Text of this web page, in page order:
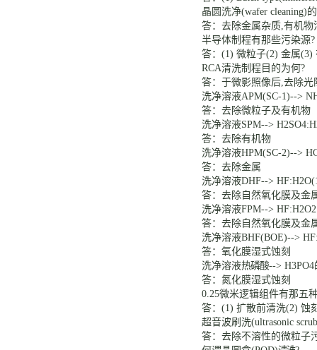
晶圆洗净(wafer cleaning)
答：去除金属杂质,有机物
半导体制程有那些污染源
答： (1) 微粒子(2) 金属
RCA清洗制程目的为何?
答：于微影照像后,去除光
洗净溶液APM(SC-1)-->
答：去除微粒子及有机物
洗净溶液SPM-->
答：去除有机物
洗净溶液HPM(SC-2)-->
答：去除金属
洗净溶液DHF-->
答：去除自然氧化膜及金
洗净溶液FPM-->
答：去除自然氧化膜及金
洗净溶液BHF(BOE)-->
答：氧化膜湿式蚀刻
洗净溶液热磷酸--> H3PO4
答：氮化膜湿式蚀刻
0.25微米逻辑组件有那五
答： (1) 扩散前清洗(2) 蚀
超音波刷洗(ultrasonic
答：去除不溶性的微粒子